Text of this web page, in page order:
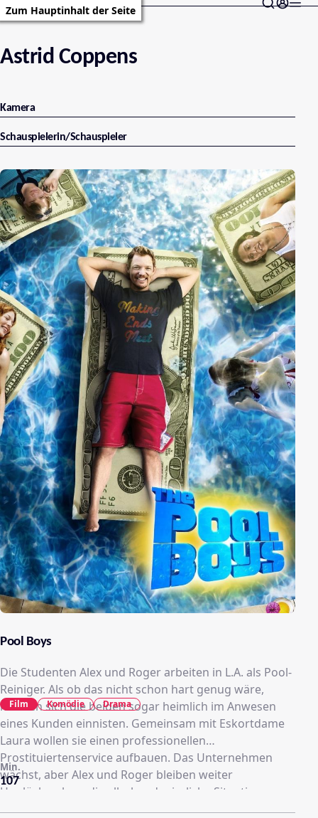
Zum Hauptinhalt der Seite
Astrid Coppens
Kamera
Schauspielerin/Schauspieler
Pool Boys
Die Studenten Alex und Roger arbeiten in L.A. als Pool-
Reiniger. Als ob das nicht schon hart genug wäre,
müssen sich die beiden sogar heimlich im Anwesen
eines Kunden einnisten. Gemeinsam mit Eskortdame
Laura wollen sie einen professionellen
Prostituiertenservice aufbauen. Das Unternehmen
wächst, aber Alex und Roger bleiben weiter
Unglücksraben, die allerhand missliche Situationen
erleben.
107
Min.
Film Komödie Drama